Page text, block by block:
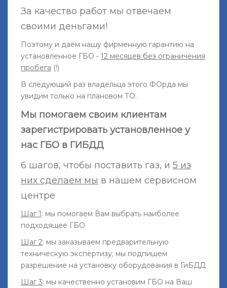
За качество работ мы отвечаем
своими деньгами!
Поэтому и даём нашу фирменную гарантию на
установленное ГБО - 12 месяцев без ограничения
пробега (!)
В следующий раз владельца этого ФОрда мы
увидим только на плановом ТО.
Мы помогаем своим клиентам
зарегистрировать установленное у
нас ГБО в ГИБДД
6 шагов, чтобы поставить газ, и 5 из
них сделаем мы в нашем сервисном
центре
Шаг 1: мы помогаем Вам выбрать наиболее
подходящее ГБО
Шаг 2: мы заказываем предварительную
техническую экспертизу; мы подпишем
разрешение на установку оборудования в ГиБДД
Шаг 3: мы качественно установим ГБО на Ваш